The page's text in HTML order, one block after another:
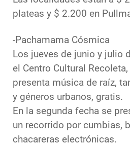
plateas y $ 2.200 en
-Pachamama Cósmica
Los jueves de junio y julio
el Centro Cultural
presenta música de raíz,
y géneros urbanos, gratis.
En la segunda fecha se
un recorrido por cumbias,
chacareras electrónicas.